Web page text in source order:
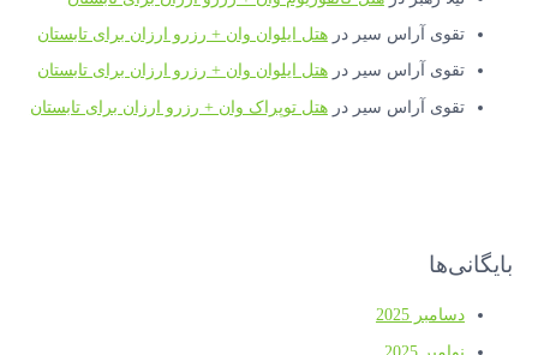
تقوی آراس سیر درهتل ایلوان وان + رزرو ارزان برای تابستان
تقوی آراس سیر درهتل ایلوان وان + رزرو ارزان برای تابستان
تقوی آراس سیر درهتل توپراک وان + رزرو ارزان برای تابستان
بایگانی‌ها
دسامبر 2025